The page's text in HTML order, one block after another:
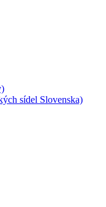
sídel Slovenska)